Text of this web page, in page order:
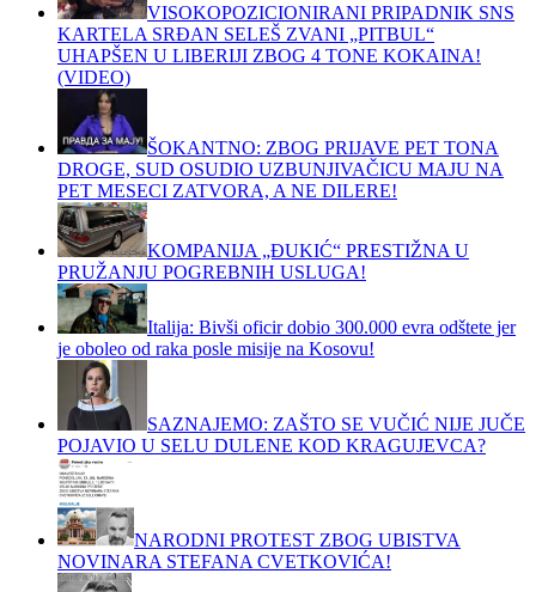
VISOKOPOZICIONIRANI PRIPADNIK SNS
KARTELA SRĐAN SELEŠ ZVANI „PITBUL“
UHAPŠEN U LIBERIJI ZBOG 4 TONE KOKAINA!
(VIDEO)
ŠOKANTNO: ZBOG PRIJAVE PET TONA
DROGE, SUD OSUDIO UZBUNJIVAČICU MAJU NA
PET MESECI ZATVORA, A NE DILERE!
KOMPANIJA „ĐUKIĆ“ PRESTIŽNA U
PRUŽANJU POGREBNIH USLUGA!
Italija: Bivši oficir dobio 300.000 evra odštete jer
je oboleo od raka posle misije na Kosovu!
SAZNAJEMO: ZAŠTO SE VUČIĆ NIJE JUČE
POJAVIO U SELU DULENE KOD KRAGUJEVCA?
NARODNI PROTEST ZBOG UBISTVA
NOVINARA STEFANA CVETKOVIĆA!